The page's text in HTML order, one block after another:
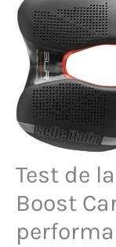
Test de
Boost